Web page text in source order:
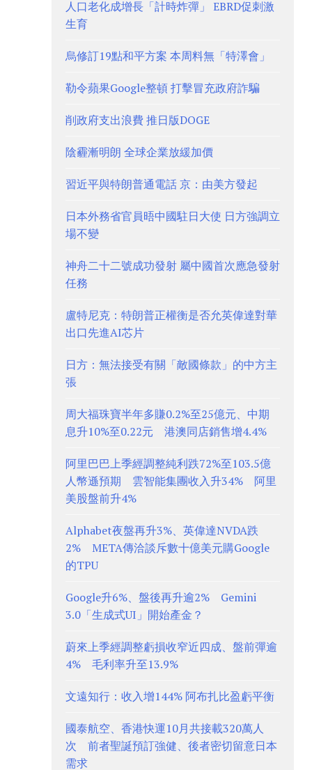
人口老化成增長「計時炸彈」 EBRD促刺激
生育
烏修訂19點和平方案 本周料無「特澤會」
勒令蘋果Google整頓 打擊冒充政府詐騙
削政府支出浪費 推日版DOGE
陰霾漸明朗 全球企業放緩加價
習近平與特朗普通電話 京：由美方發起
日本外務省官員晤中國駐日大使 日方強調立
場不變
神舟二十二號成功發射 屬中國首次應急發射
任務
盧特尼克：特朗普正權衡是否允英偉達對華
出口先進AI芯片
日方：無法接受有關「敵國條款」的中方主
張
周大福珠寶半年多賺0.2%至25億元、中期
息升10%至0.22元 港澳同店銷售增4.4%
阿里巴巴上季經調整純利跌72%至103.5億
人幣遜預期 雲智能集團收入升34% 阿里
美股盤前升4%
Alphabet夜盤再升3%、英偉達NVDA跌
2% META傳洽談斥數十億美元購Google
的TPU
Google升6%、盤後再升逾2% Gemini
3.0「生成式UI」開始產金？
蔚來上季經調整虧損收窄近四成、盤前彈逾
4% 毛利率升至13.9%
文遠知行：收入增144% 阿布扎比盈虧平衡
國泰航空、香港快運10月共接載320萬人
次 前者聖誕預訂強健、後者密切留意日本
需求